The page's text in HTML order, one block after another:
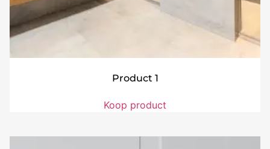
Product 1
Koop product